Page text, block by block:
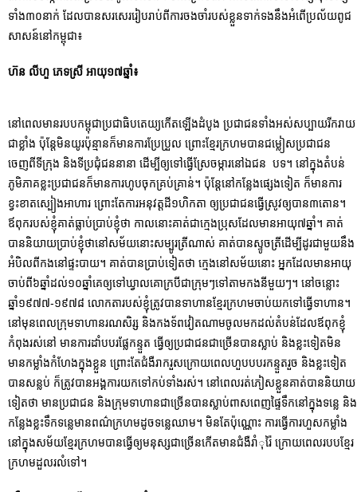
ទាំង៣០នាក់ ដែលបានសរសេររៀបរាប់ពីការចងចាំរបស់ខ្លួនទាក់ទងនឹងអំពើប្រល័យពូជ
សាសន៍នៅកម្ពុជា៖
ហ៊ន លីហួ ភេទស្រី អាយុ១៧ឆ្នាំ៖
នៅពេលមានរបបកម្ពុជាប្រជាធិបតេយ្យកើតឡើងដំបូង ប្រជាជនទាំងអស់សប្បាយរីករាយ
ជាខ្លាំង ប៉ុន្តែមិនយូរប៉ុន្មានក៏មានការប្រែប្រួល ព្រោះខ្មែរក្រហមបានជម្លៀសប្រជាជន
ចេញពីទីក្រុង និងទីប្រជុំជននានា ដើម្បីឲ្យទៅធ្វើស្រែចម្ការនៅឯជន បទ។ នៅក្នុងតំបន់
ភូមិភាគខ្លះប្រជាជនក៏មានការហូបចុកគ្រប់គ្រាន់។ ប៉ុន្តែនៅកន្លែងផ្សេងទៀត ក៏មានការ
ខ្វះខាតស្បៀងអាហារ ព្រោះតែការអនុវត្តដី១ហិកតា ឲ្យប្រជាជនធ្វើស្រូវឲ្យបាន៣តោន។
ឪពុករបស់ខ្ញុំគាត់ធ្លាប់ប្រាប់ខ្ញុំថា កាលនោះគាត់ជាក្មេងប្រុសដែលមានអាយុ៧ឆ្នាំ។ គាត់
បាននិយាយប្រាប់ខ្ញុំថានៅសម័យនោះសម្បូរត្រីណាស់ គាត់បានស្ទូចត្រីដើម្បីដូរជាមួយនឹង
អំបិលពីកងនៅផ្ទះបាយ។ គាត់បានប្រាប់ទៀតថា ក្មេងនៅសម័យនោះ អ្នកដែលមានអាយុ
ចាប់ពី៦ឆ្នាំដល់១០ឆ្នាំគេឲ្យទៅឃ្វាលគោក្របីជាក្រុមៗទៅតាមកងនីមួយៗ។ នៅចន្លោះ
ឆ្នាំ១៩៧៧-១៩៧៨ លោកតារបស់ខ្ញុំត្រូវបានទាហានខ្មែរក្រហមចាប់យកទៅធ្វើទាហាន។
នៅមុនពេលក្រុមទាហានរណសិរ្ស និងកងទ័ពវៀតណាមចូលមកដល់តំបន់ដែលឪពុកខ្ញុំ
កំពុងរស់នៅ មានការដាំបបរផ្លែកន្ទួត ធ្វើឲ្យប្រជាជនជាច្រើនបានស្លាប់ និងខ្លះទៀតមិន
មានកម្លាំងកំហែងក្នុងខ្លួន ព្រោះតែជំងឺរាករួសក្រោយពេលហួបបបរកន្ទួតរួច និងខ្លះទៀត
បានសន្លប់ ក៏ត្រូវបានអង្គការយកទៅកប់ទាំងរស់។ នៅពេលរត់ភៀសខ្លួនគាត់បាននិយាយ
ទៀតថា មានប្រជាជន និងក្រុមទាហានជាច្រើនបានស្លាប់ពាសពេញផ្ទៃទឹកនៅក្នុងទន្លេ និង
កន្លែងខ្លះទឹកទន្លេមានពណ៌ក្រហមដូចទន្លេឈាម។ មិនតែប៉ុណ្ណោះ ការធ្វើការហួសកម្លាំង
នៅក្នុងសម័យខ្មែរក្រហមបានធ្វើឲ្យមនុស្សជាច្រើនកើតមានជំងឺរាំុរ៉ៃ ក្រោយពេលរបបខ្មែរ
ក្រហមដួលរលំទៅ។